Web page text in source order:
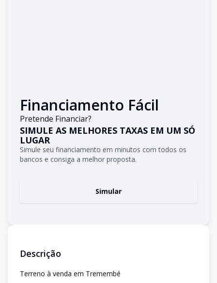
Financiamento Fácil
Pretende Financiar?
SIMULE AS MELHORES TAXAS EM UM SÓ
LUGAR
Simule seu financiamento em minutos com todos os
bancos e consiga a melhor proposta.
Simular
Descrição
Terreno à venda em Tremembé